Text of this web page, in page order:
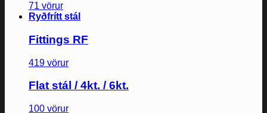
71 vörur
Ryðfrítt stál
Fittings RF
419 vörur
Flat stál / 4kt. / 6kt.
100 vörur